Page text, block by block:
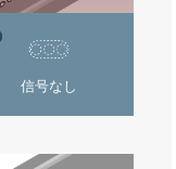
信号なし